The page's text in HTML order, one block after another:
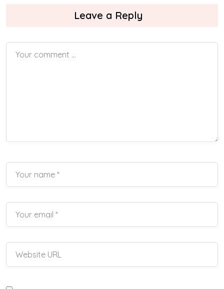
Leave a Reply